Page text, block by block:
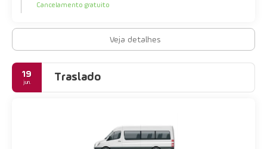
Cancelamento gratuito
Veja detalhes
19
jun. Traslado